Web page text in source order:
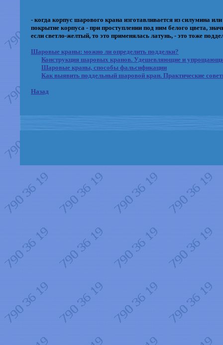
- когда корпус шарового крана изготавливается из силумина
покрытие корпуса - при проступлении под ним белого цвета,
если светло-желтый, то это применялась латунь, - это тоже
Шаровые краны: можно ли определить подделки?
Конструкция шаровых кранов. Удешевляющие и
Шаровые краны, способы фальсификации
Как выявить поддельный шаровой кран. Практические
Назад